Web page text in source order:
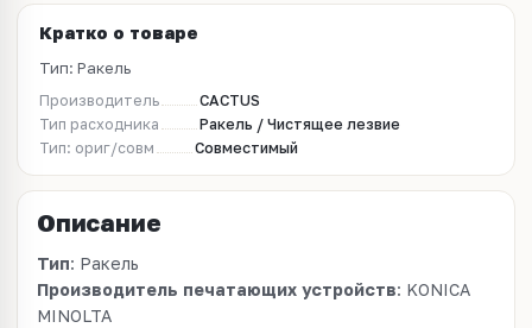
Кратко о товаре
Тип: Ракель
Производитель
CACTUS
Тип расходника
Ракель / Чистящее лезвие
Тип: ориг/совм
Совместимый
Описание
Тип: Ракель
Производитель печатающих устройств: KONICA
MINOLTA